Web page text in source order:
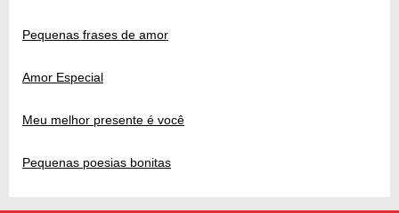
Pequenas frases de amor
Amor Especial
Meu melhor presente é você
Pequenas poesias bonitas